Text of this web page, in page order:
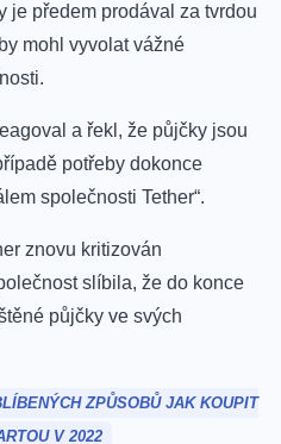
je předem prodával za tvrdou
mohl vyvolat vážné
a řekl, že půjčky jsou
potřeby dokonce
společnosti Tether“.
znovu kritizován
slíbila, že do konce
půjčky ve svých
ZPŮSOBŮ JAK KOUPIT
V 2022